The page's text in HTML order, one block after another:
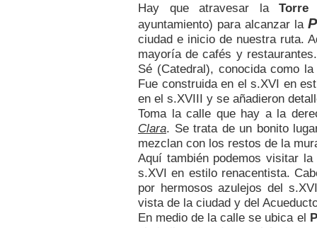
Hay que atravesar la
ayuntamiento) para alcanzar la
ciudad e inicio de nuestra ruta.
mayoría de cafés y
Sé (Catedral), conocida como
Fue construida en el s.XVI en
en el s.XVIII y se añadieron
Toma la calle que hay a la
Clara. Se trata de un bonito
mezclan con los restos de la
Aquí también podemos visitar la
s.XVI en estilo renacentista.
por hermosos azulejos del
vista de la ciudad y del
En medio de la calle se ubica el